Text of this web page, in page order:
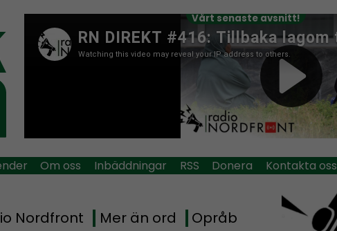
Vårt senaste avsnitt!
Om oss Inbäddningar RSS Donera Kontakta oss
Nordfront Mer än ord Opråb